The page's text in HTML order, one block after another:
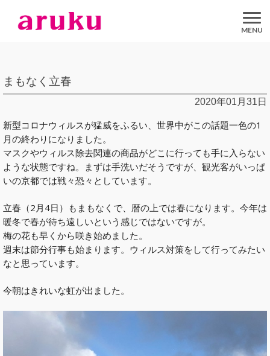
まもなく立春
2020年01月31日
新型コロナウィルスが猛威をふるい、世界中がこの話題一色の1
月の終わりになりました。
マスクやウィルス除去関連の商品がどこに行っても手に入らない
ような状態ですね。まずは手洗いだそうですが、観光客がいっぱ
いの京都では戦々恐々としています。
立春（2月4日）もまもなくで、暦の上では春になります。今年は
暖冬で春が待ち遠しいという感じではないですが。
梅の花も早くから咲き始めました。
週末は節分行事も始まります。ウィルス対策をして行ってみたい
なと思っています。
今朝はきれいな虹が出ました。